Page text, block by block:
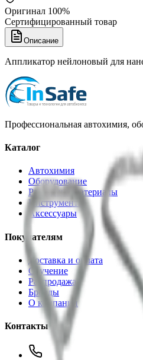
Оригинал 100%
Сертифицированный товар
Описание
Аппликатор нейлоновый для
Профессиональная автохимия,
Каталог
Автохимия
Оборудование
Расходные материалы
Инструменты
Аксессуары
Покупателям
Доставка и оплата
Обучение
Распродажа
Бренды
О компании
Контакты